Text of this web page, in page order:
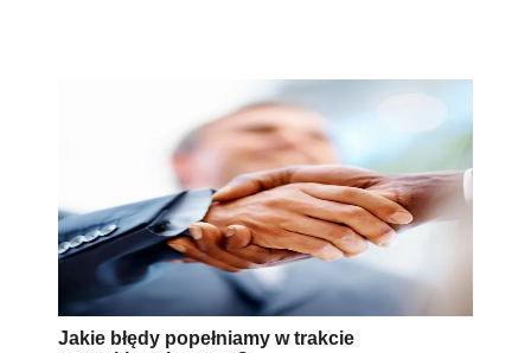
Jakie błędy popełniamy w trakcie